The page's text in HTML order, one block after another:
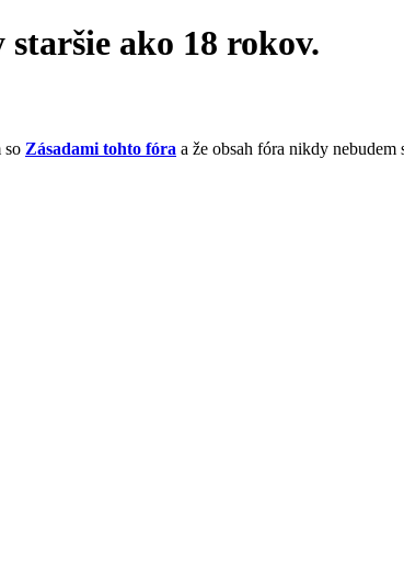
ako 18 rokov.
so Zásadami tohto fóra a že obsah fóra nikdy